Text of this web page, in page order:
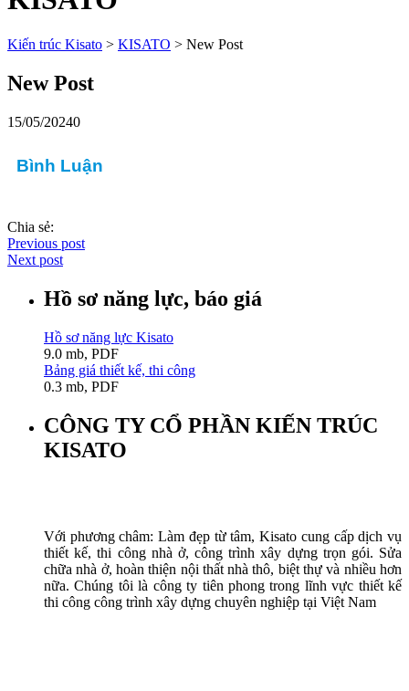
Kiến trúc Kisato > KISATO > New Post
New Post
15/05/20240
Bình Luận
Chia sẻ:
Previous post
Next post
Hồ sơ năng lực, báo giá
Hồ sơ năng lực Kisato
9.0 mb, PDF
Bảng giá thiết kế, thi công
0.3 mb, PDF
CÔNG TY CỔ PHẦN KIẾN TRÚC
KISATO
Với phương châm: Làm đẹp từ tâm, Kisato cung cấp dịch vụ
thiết kế, thi công nhà ở, công trình xây dựng trọn gói. Sửa
chữa nhà ở, hoàn thiện nội thất nhà thô, biệt thự và nhiều hơn
nữa. Chúng tôi là công ty tiên phong trong lĩnh vực thiết kế
thi công công trình xây dựng chuyên nghiệp tại Việt Nam